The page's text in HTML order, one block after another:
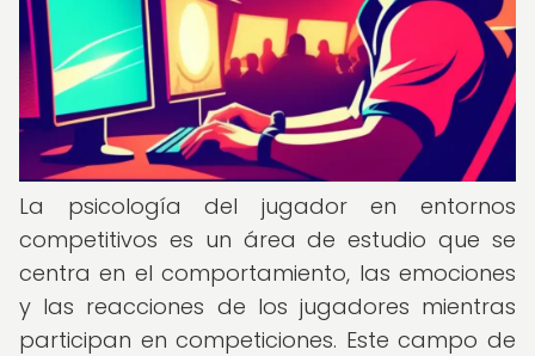
La psicología del jugador en entornos
competitivos es un área de estudio que se
centra en el comportamiento, las emociones
y las reacciones de los jugadores mientras
participan en competiciones. Este campo de